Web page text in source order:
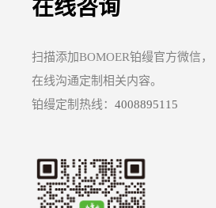
在线咨询
扫描添加BOMOER铂缦官方微信，
在线沟通定制相关内容。
铂缦定制热线： 4008895115